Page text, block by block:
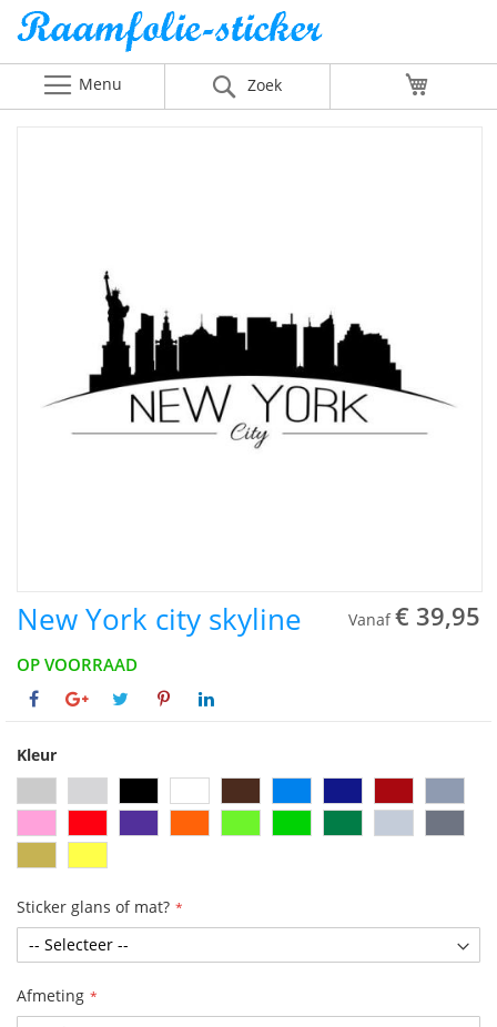
Menu Zoek
New York city skyline Vanaf € 39,95
OP VOORRAAD
Kleur
Sticker glans of mat?
Afmeting